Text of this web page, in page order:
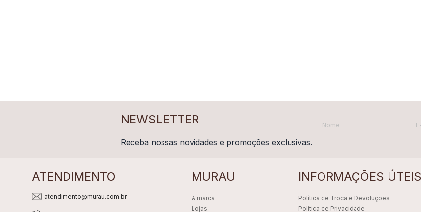
NEWSLETTER
Receba nossas novidades e promoções exclusivas.
ATENDIMENTO
atendimento@murau.com.br
MURAU
A marca
Lojas
INFORMAÇÕES ÚTEIS
Política de Troca e Devoluções
Política de Privacidade